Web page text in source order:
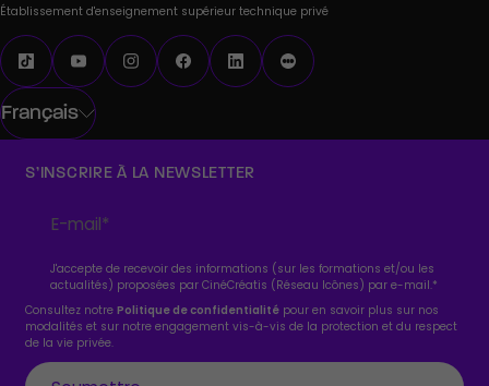
Établissement d'enseignement supérieur technique privé
Français
S’INSCRIRE À LA NEWSLETTER
J'accepte de recevoir des informations (sur les formations et/ou les
actualités) proposées par CinéCréatis (Réseau Icônes) par e-mail.*
Consultez notrePolitique de confidentialité pour en savoir plus sur nos
modalités et sur notre engagement vis-à-vis de la protection et du respect
de la vie privée.